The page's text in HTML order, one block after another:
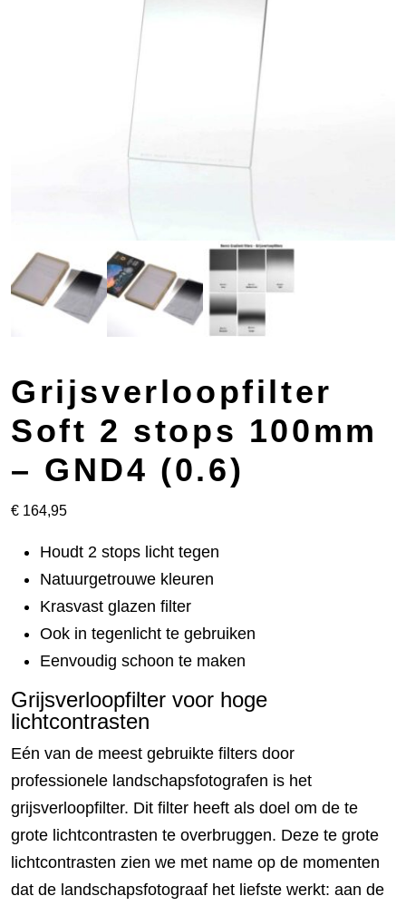
Grijsverloopfilter
Soft 2 stops 100mm
– GND4 (0.6)
€ 164,95
Houdt 2 stops licht tegen
Natuurgetrouwe kleuren
Krasvast glazen filter
Ook in tegenlicht te gebruiken
Eenvoudig schoon te maken
Grijsverloopfilter voor hoge
lichtcontrasten
Eén van de meest gebruikte filters door
professionele landschapsfotografen is het
grijsverloopfilter. Dit filter heeft als doel om de te
grote lichtcontrasten te overbruggen. Deze te grote
lichtcontrasten zien we met name op de momenten
dat de landschapsfotograaf het liefste werkt: aan de